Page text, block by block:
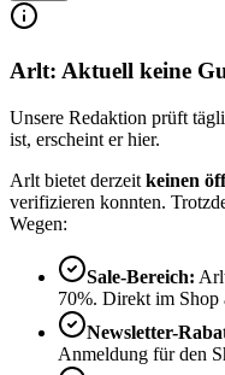
Arlt: Aktuell keine
Unsere Redaktion prüft
ist, erscheint er hier.
Arlt bietet derzeit keinen
verifizieren konnten.
Wegen:
Sale-Bereich:
70%. Direkt im Shop
Newsletter-
Anmeldung für den